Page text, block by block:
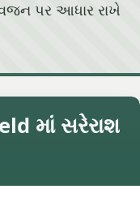
પર આધાર રાખે
માં સરેરાશ